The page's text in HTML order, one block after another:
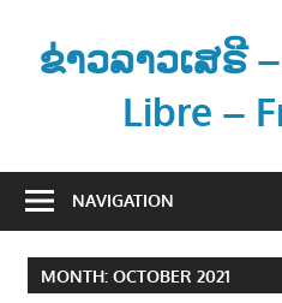
contentຂ່າວລາວເສຣີ
Libre –
າ
ແ
NAVIGATION
MONTH: OCTOBER 2021